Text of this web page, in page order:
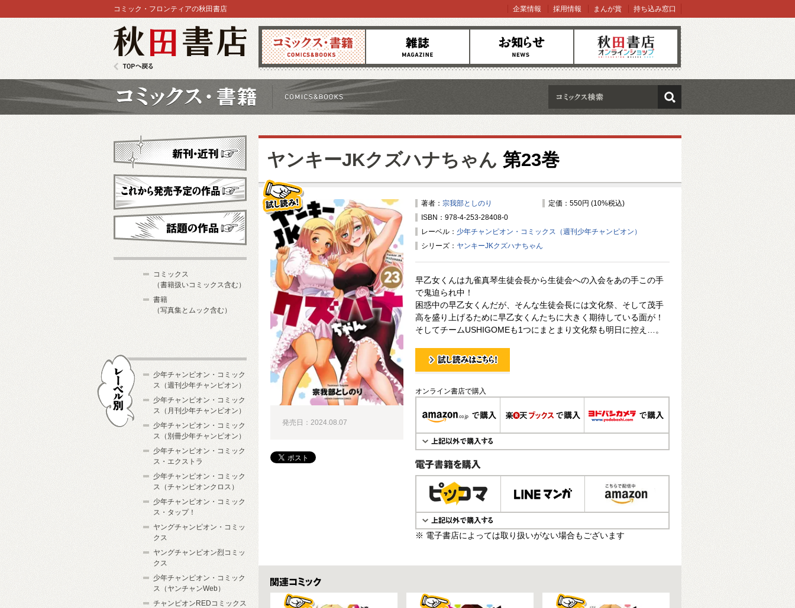
コミックス 雑誌 お知らせ オンラインショップ
コミック・フロンティアの秋田書店 企業情報 採用情報 まんが賞 持ち込み窓口
検索
ヤンキーJKクズハナちゃん 第23巻
著者： 宗我部としのり
定価：550円 (10%税込)
ISBN：978-4-253-28408-0
レーベル： 少年チャンピオン・コミックス（週刊少年チャンピオン）
シリーズ： ヤンキーJKクズハナちゃん
早乙女くんは九雀真琴生徒会長から生徒会への入会をあの手この手
で鬼迫られ中！
困惑中の早乙女くんだが、そんな生徒会長には文化祭、そして茂手
高を盛り上げるために早乙女くんたちに大きく期待している面が！
そしてチームUSHIGOMEも1つにまとまり文化祭も明日に控え…。
試し読み！
オンライン書店で購入
電子書籍で購入
※ 電子書店によっては取り扱いがない場合もございます
発売日：2024.08.07
関連コミックス
新刊・近刊
これから発売予定
コミックス
（書籍扱いコミックス含む）
書籍
（写真集とムック含む）
少年チャンピオン・コミック
ス（週刊少年チャンピオン）
少年チャンピオン・コミック
ス（月刊少年チャンピオン）
少年チャンピオン・コミック
ス（別冊少年チャンピオン）
少年チャンピオン・コミック
ス・エクストラ
少年チャンピオン・コミック
ス（チャンピオンクロス）
少年チャンピオン・コミック
ス・タップ！
ヤングチャンピオン・コミッ
クス
ヤングチャンピオン烈コミッ
クス
少年チャンピオン・コミック
ス（ヤンチャンWeb）
チャンピオンREDコミックス